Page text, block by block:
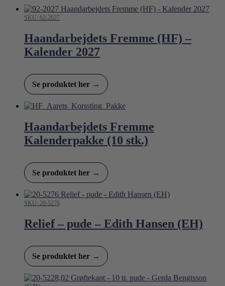
SKU: 92-2027
Haandarbejdets Fremme (HF) –
Kalender 2027
Se produktet her →
Haandarbejdets Fremme
Kalenderpakke (10 stk.)
Se produktet her →
SKU: 20-5276
Relief – pude – Edith Hansen (EH)
Se produktet her →